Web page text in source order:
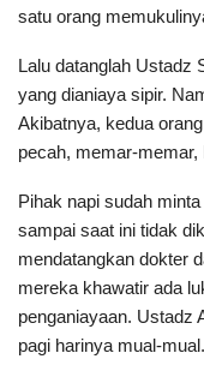
satu orang
Lalu datanglah Ustadz
yang dianiaya sipir.
Akibatnya, kedua
pecah, memar-
Pihak napi sudah
sampai saat ini tidak
mendatangkan dokter
mereka khawatir ada
penganiayaan. Ustadz
pagi harinya mual-mual.